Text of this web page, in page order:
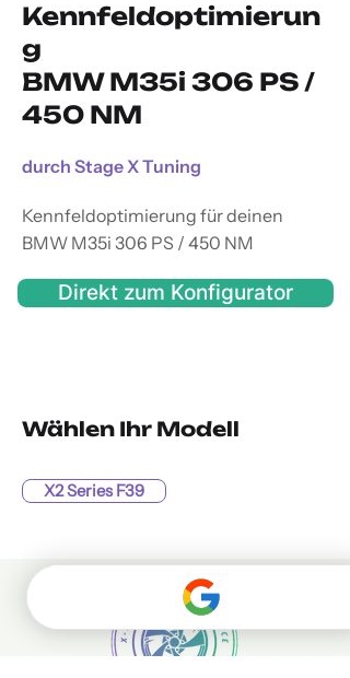
Kennfeldoptimierun
g
BMW M35i 306 PS /
450 NM
durch Stage X Tuning
Kennfeldoptimierung für deinen
BMW M35i 306 PS / 450 NM
Direkt zum Konfigurator
Wählen Ihr Modell
X2 Series F39